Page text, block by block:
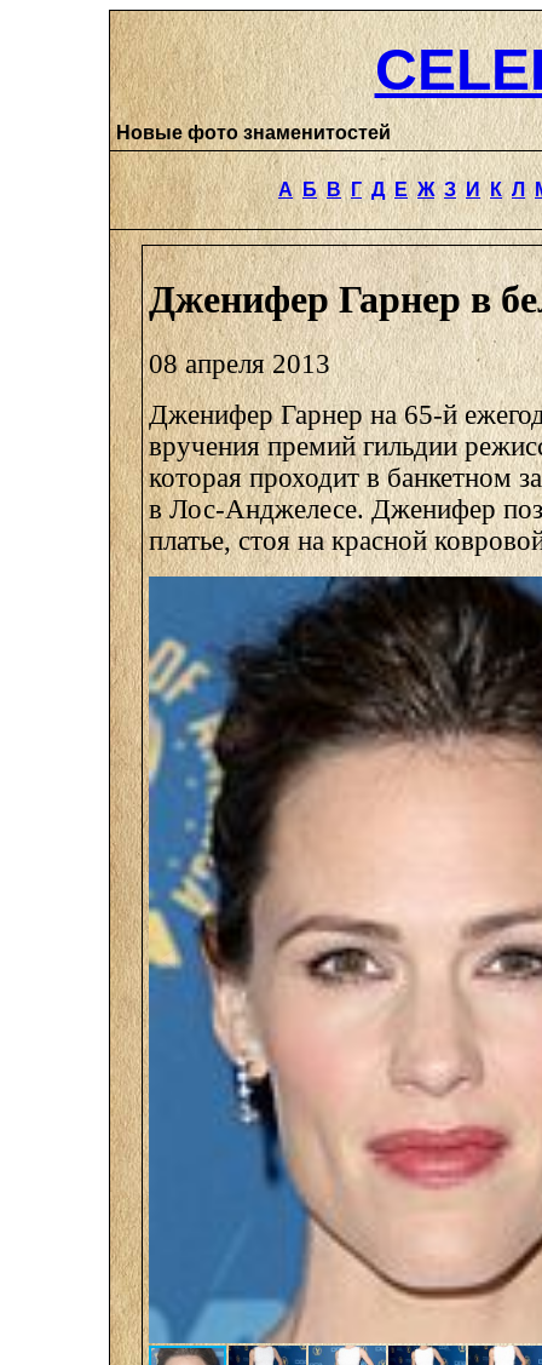
Новые фото знаменитостей
А Б В Г Д Е Ж З И К Л
Дженифер Гарнер в
08 апреля 2013
Дженифер Гарнер на 65-й
вручения премий гильдии
которая проходит в банкетном
в Лос-Анджелесе. Дженифер
платье, стоя на красной